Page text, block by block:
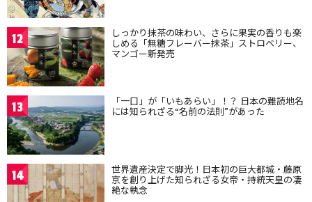
12 しっかり抹茶の味わい、さらに果実の香りも楽
しめる「無糖フレーバー抹茶」ストロベリー、
マンゴー新発売
13 「一口」が「いもあらい」！？ 日本の難読地名
には知られざる“名前の法則”があった
14 世界遺産決定で脚光！日本初の巨大都城・藤原
京を創り上げた知られざる女帝・持統天皇の凄
絶な執念